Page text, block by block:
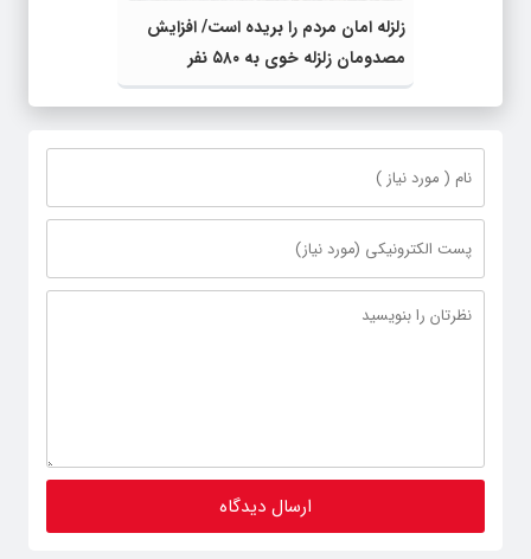
زلزله امان مردم را بریده است/ افزایش
مصدومان زلزله خوی به ۵۸۰ نفر